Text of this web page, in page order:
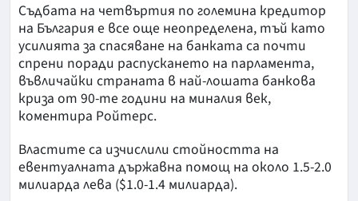
Съдбата на четвъртия по големина кредитор
на България е все още неопределена, тъй като
усилията за спасяване на банката са почти
спрени поради распускането на парламента,
въвличайки страната в най-лошата банкова
криза от 90-те години на миналия век,
коментира Ройтерс.
Властите са изчислили стойността на
евентуалната държавна помощ на около 1.5-2.0
милиарда лева ($1.0-1.4 милиарда).